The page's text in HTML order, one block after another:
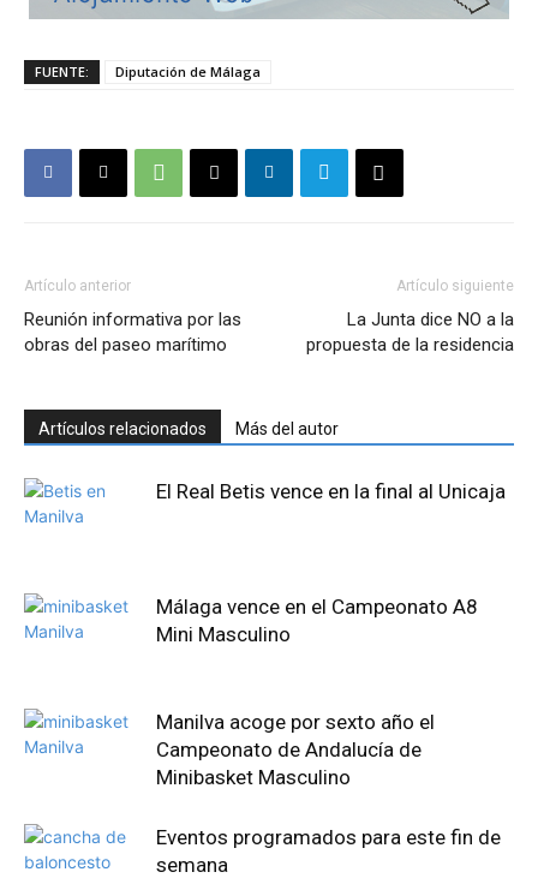
FUENTE: Diputación de Málaga
Artículo anterior
Reunión informativa por las
obras del paseo marítimo
Artículo siguiente
La Junta dice NO a la
propuesta de la residencia
Artículos relacionados Más del autor
El Real Betis vence en la final al Unicaja
Málaga vence en el Campeonato A8
Mini Masculino
Manilva acoge por sexto año el
Campeonato de Andalucía de
Minibasket Masculino
Eventos programados para este fin de
semana